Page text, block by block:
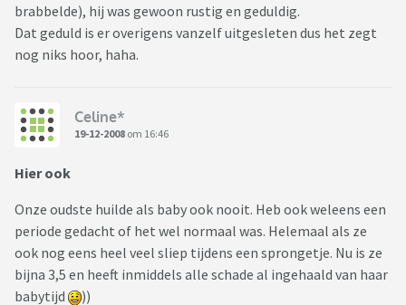
brabbelde), hij was gewoon rustig en geduldig.
Dat geduld is er overigens vanzelf uitgesleten dus het zegt
nog niks hoor, haha.
Celine*
19-12-2008 om 16:46
Hier ook
Onze oudste huilde als baby ook nooit. Heb ook weleens een
periode gedacht of het wel normaal was. Helemaal als ze
ook nog eens heel veel sliep tijdens een sprongetje. Nu is ze
bijna 3,5 en heeft inmiddels alle schade al ingehaald van haar
babytijd
))